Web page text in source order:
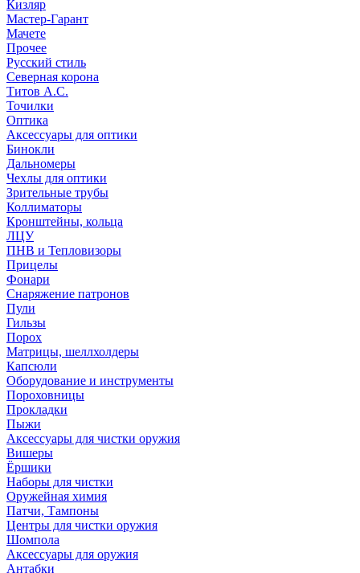
Кизляр
Мастер-Гарант
Мачете
Прочее
Русский стиль
Северная корона
Титов А.С.
Точилки
Оптика
Аксессуары для оптики
Бинокли
Дальномеры
Чехлы для оптики
Зрительные трубы
Коллиматоры
Кронштейны, кольца
ЛЦУ
ПНВ и Тепловизоры
Прицелы
Фонари
Снаряжение патронов
Пули
Гильзы
Порох
Матрицы, шеллхолдеры
Капсюли
Оборудование и инструменты
Пороховницы
Прокладки
Пыжи
Аксессуары для чистки оружия
Вишеры
Ёршики
Наборы для чистки
Оружейная химия
Патчи, Тампоны
Центры для чистки оружия
Шомпола
Аксессуары для оружия
Антабки